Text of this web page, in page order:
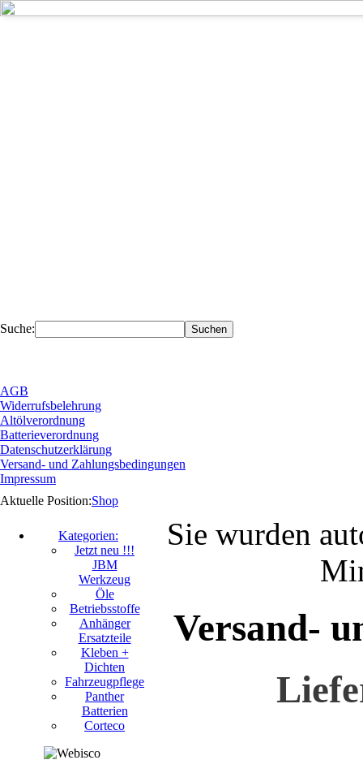
Suche:
AGB
Widerrufsbelehrung
Altölverordnung
Batterieverordnung
Datenschutzerklärung
Versand- und Zahlungsbedingungen
Impressum
Aktuelle Position:Shop
Kategorien:
Jetzt neu !!!
JBM
Werkzeug
Öle
Betriebsstoffe
Anhänger
Ersatzteile
Kleben +
Dichten
Fahrzeugpflege
Panther
Batterien
Corteco
Sie wurden
Versand-